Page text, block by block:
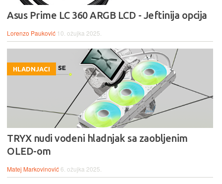
Asus Prime LC 360 ARGB LCD - Jeftinija opcija
Lorenzo Pauković 10. ožujka 2025.
HLADNJACI
TRYX nudi vodeni hladnjak sa zaobljenim
OLED-om
Matej Markovinović 6. ožujka 2025.